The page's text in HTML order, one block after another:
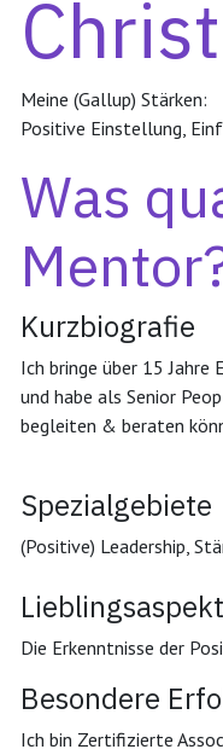
Meine (Gallup) Stärken:
Positive Einstellung,
Was
Kurzbiografie
Ich bringe über 15 Jahre
und habe als Senior
begleiten & beraten
Spezialgebiete
(Positive) Leadership,
Lieblingsaspekt
Die Erkenntnisse der
Besondere
Ich bin Zertifizierte